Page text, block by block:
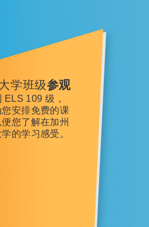
学班级参观
ELS 109 级，
安排免费的课
您了解在加州
的学习感受。